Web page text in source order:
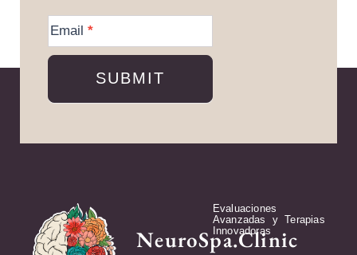
Information
Email *
SUBMIT
NeuroSpa.Clinic
Evaluaciones
Avanzadas y Terapias
Innovadoras